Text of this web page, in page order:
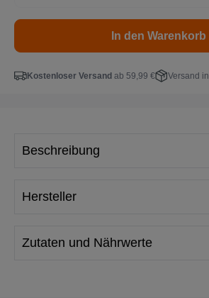
In den Warenkorb
Kostenloser Versand ab 59,99 € Versand in
Beschreibung
Hersteller
Zutaten und Nährwerte